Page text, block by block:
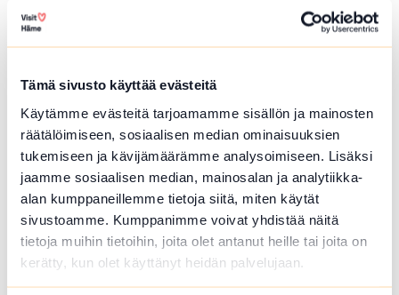
Tämä sivusto käyttää evästeitä
Käytämme evästeitä tarjoamamme sisällön ja mainosten
räätälöimiseen, sosiaalisen median ominaisuuksien
tukemiseen ja kävijämäärämme analysoimiseen. Lisäksi
jaamme sosiaalisen median, mainosalan ja analytiikka-
alan kumppaneillemme tietoja siitä, miten käytät
sivustoamme. Kumppanimme voivat yhdistää näitä
tietoja muihin tietoihin, joita olet antanut heille tai joita on
kerätty, kun olet käyttänyt heidän palvelujaan.
ELO 09 2026
Veistoskierros
Hämeenlinna
Opastettu tutustumiskierros
Hämeenlinnan keskustan alueen
veistoksiin.
Lue lisää tapahtumasta Veistoskierros